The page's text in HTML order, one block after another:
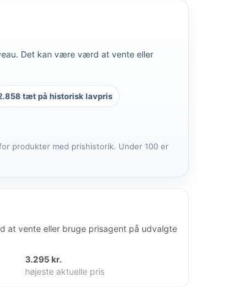
Det kan være værd at vente eller
tæt på historisk lavpris
produkter med prishistorik. Under 100 er
at vente eller bruge prisagent på udvalgte
3.295 kr.
højeste aktuelle pris